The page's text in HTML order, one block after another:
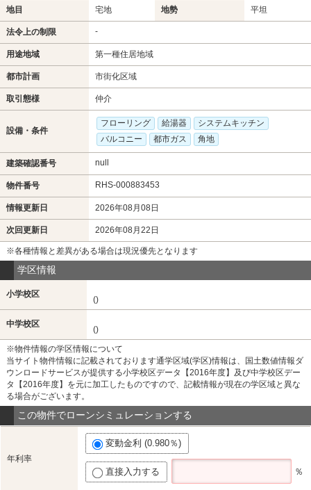
地目 宅地 地勢 平坦
法令上の制限 -
用途地域 第一種住居地域
都市計画 市街化区域
取引態様 仲介
設備・条件
フローリング 給湯器
システムキッチン
バルコニー
都市ガス 角地
建築確認番号 null
物件番号 RHS-000883453
情報更新日 2026年08月08日
次回更新日 2026年08月22日
※各種情報と差異がある場合は現況優先となります
学区情報
小学校区
()
中学校区
()
※物件情報の学区情報について
当サイト物件情報に記載されております通学区域(学区)情報は、国土数値情報ダ
ウンロードサービスが提供する小学校区データ【2016年度】及び中学校区デー
タ【2016年度】を元に加工したものですので、記載情報が現在の学区域と異な
る場合がございます。
この物件でローンシミュレーションする
年利率
変動金利 (0.980％)
直接入力する ％